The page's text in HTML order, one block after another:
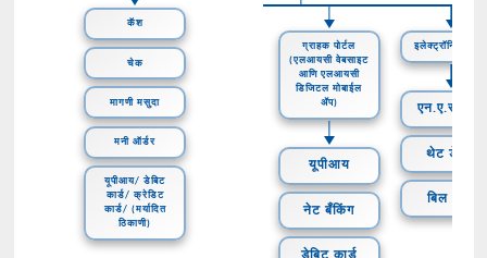
कॅश
चेक
मागणी मसुदा
मनी ऑर्डर
यूपीआय/ डेबिट
कार्ड/ क्रेडिट
कार्ड/ (मर्यादित
ठिकाणी)
ग्राहक पोर्टल
(एलआयसी वेबसाइट
आणि एलआयसी
डिजिटल मोबाईल
ॲप)
यूपीआय
नेट बँकिंग
इलेक्ट्रॉनिक
एन.ए.सी.एच.
थेट डेबिट
बिल भरणे